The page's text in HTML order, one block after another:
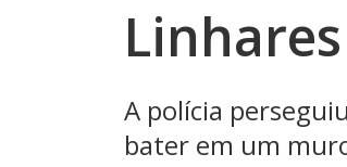
Linhares
A polícia
bater em um